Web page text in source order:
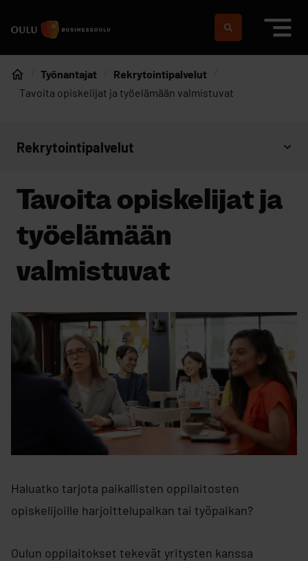
Etusivulle
Suomeksi
In english
Etusivu
Työnantajat
Rekrytointipalvelut
Tavoita opiskelijat ja työelämään valmistuvat
Avaa sivujen valikko
Rekrytointipalvelut
Tavoita opiskelijat ja
työelämään
valmistuvat
Haluatko tarjota paikallisten oppilaitosten
opiskelijoille harjoittelupaikan tai työpaikan?
Oulun oppilaitokset tekevät yritysten kanssa